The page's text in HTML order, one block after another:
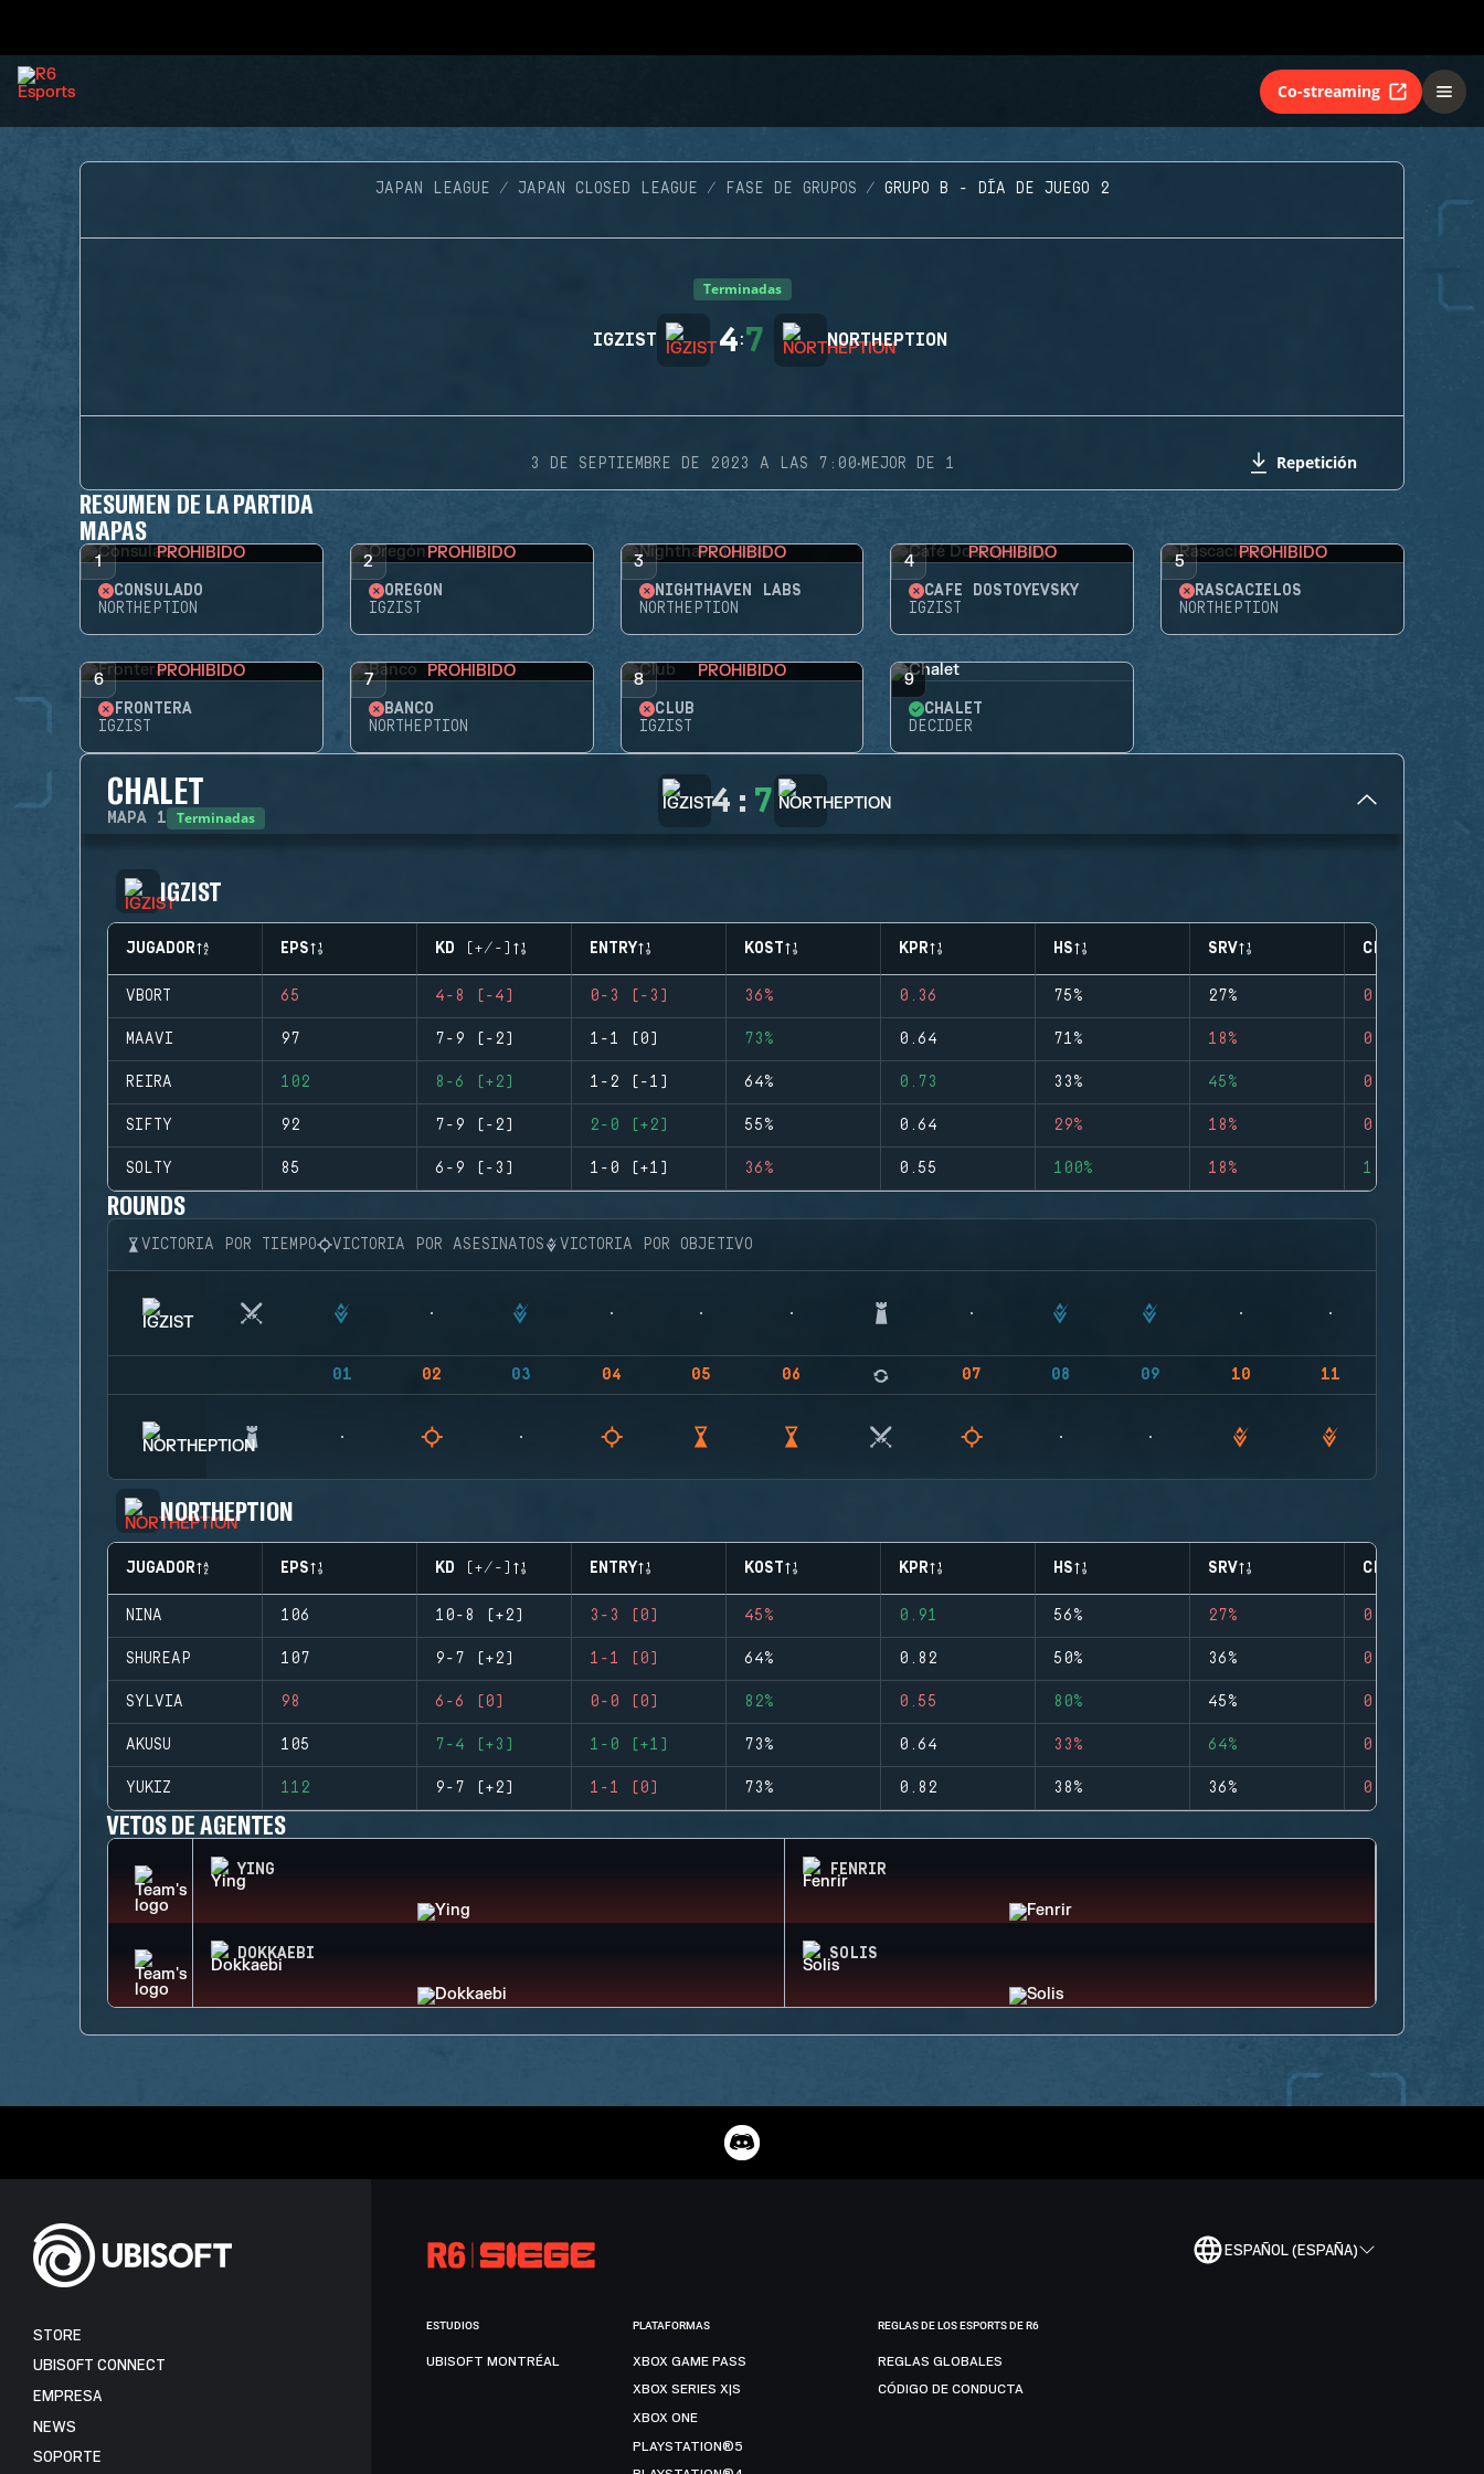
Co-streaming
JAPAN LEAGUE JAPAN CLOSED LEAGUE FASE DE GRUPOS GRUPO B - DÍA DE JUEGO 2
Terminadas
IGZIST 4:7 NORTHEPTION
3 DE SEPTIEMBRE DE 2023 A LAS 7:00·MEJOR DE 1 Repetición
RESUMEN DE LA PARTIDA
MAPAS
1 PROHIBIDO
CONSULADO
NORTHEPTION
2 PROHIBIDO
OREGÓN
IGZIST
3 PROHIBIDO
NIGHTHAVEN LABS
NORTHEPTION
4 PROHIBIDO
CAFÉ DOSTOYEVSKY
IGZIST
5 PROHIBIDO
RASCACIELOS
NORTHEPTION
6 PROHIBIDO
FRONTERA
IGZIST
7 PROHIBIDO
BANCO
NORTHEPTION
8 PROHIBIDO
CLUB
IGZIST
9
CHALET
DECIDER
CHALET
MAPA 1 Terminadas 4 : 7
IGZIST
JUGADOR EPS KD (+/-) ENTRY KOST KPR HS SRV CLUTCHES
VBORT 65 4-8 (-4) 0-3 (-3) 36% 0.36 75% 27% 0
MAAVI 97 7-9 (-2) 1-1 (0) 73% 0.64 71% 18% 0
REIRA 102 8-6 (+2) 1-2 (-1) 64% 0.73 33% 45% 0
SIFTY 92 7-9 (-2) 2-0 (+2) 55% 0.64 29% 18% 0
SOLTY 85 6-9 (-3) 1-0 (+1) 36% 0.55 100% 18% 1
ROUNDS
VICTORIA POR TIEMPO VICTORIA POR ASESINATOS VICTORIA POR OBJETIVO
01 02 03 04 05 06 07 08 09 10 11
NORTHEPTION
JUGADOR EPS KD (+/-) ENTRY KOST KPR HS SRV CLUTCHES
NINA 106 10-8 (+2) 3-3 (0) 45% 0.91 56% 27% 0
SHUREAP 107 9-7 (+2) 1-1 (0) 64% 0.82 50% 36% 0
SYLVIA 98 6-6 (0) 0-0 (0) 82% 0.55 80% 45% 0
AKUSU 105 7-4 (+3) 1-0 (+1) 73% 0.64 33% 64% 0
YUKIZ 112 9-7 (+2) 1-1 (0) 73% 0.82 38% 36% 0
VETOS DE AGENTES
YING FENRIR
DOKKAEBI SOLIS
ESPAÑOL (ESPAÑA)
STORE
UBISOFT CONNECT
EMPRESA
NEWS
SOPORTE
ESTUDIOS
UBISOFT MONTRÉAL
PLATAFORMAS
XBOX GAME PASS
XBOX SERIES X|S
XBOX ONE
PLAYSTATION®5
REGLAS DE LOS ESPORTS DE R6
REGLAS GLOBALES
CÓDIGO DE CONDUCTA